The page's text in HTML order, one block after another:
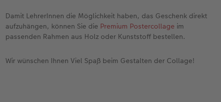
Damit LehrerInnen die Möglichkeit haben, das Geschenk direkt
aufzuhängen, können Sie die Premium Postercollage im
passenden Rahmen aus Holz oder Kunststoff bestellen.
Wir wünschen Ihnen Viel Spaß beim Gestalten der Collage!